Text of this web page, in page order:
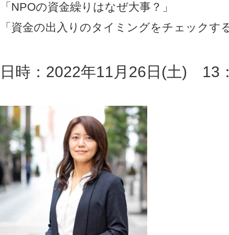
「NPOの資金繰りはなぜ大事？」
「資金の出入りのタイミングをチェックす
日時：2022年11月26日(土) 13